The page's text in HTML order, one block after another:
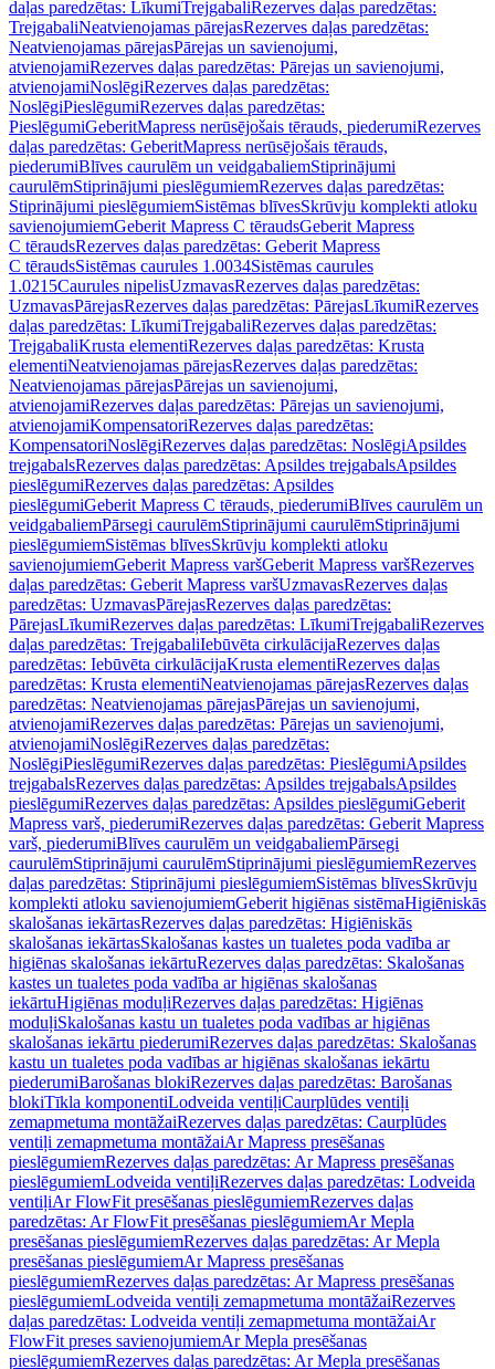
daļas paredzētas: LīkumiTrejgabaliRezerves daļas paredzētas:
TrejgabaliNeatvienojamas pārejasRezerves daļas paredzētas:
Neatvienojamas pārejasPārejas un savienojumi,
atvienojamiRezerves daļas paredzētas: Pārejas un savienojumi,
atvienojamiNoslēgiRezerves daļas paredzētas:
NoslēgiPieslēgumiRezerves daļas paredzētas:
PieslēgumiGeberitMapress nerūsējošais tērauds, piederumiRezerves
daļas paredzētas: GeberitMapress nerūsējošais tērauds,
piederumiBlīves caurulēm un veidgabaliemStiprinājumi
caurulēmStiprinājumi pieslēgumiemRezerves daļas paredzētas:
Stiprinājumi pieslēgumiemSistēmas blīvesSkrūvju komplekti atloku
savienojumiemGeberit Mapress C tēraudsGeberit Mapress
C tēraudsRezerves daļas paredzētas: Geberit Mapress
C tēraudsSistēmas caurules 1.0034Sistēmas caurules
1.0215Caurules nipelisUzmavasRezerves daļas paredzētas:
UzmavasPārejasRezerves daļas paredzētas: PārejasLīkumiRezerves
daļas paredzētas: LīkumiTrejgabaliRezerves daļas paredzētas:
TrejgabaliKrusta elementiRezerves daļas paredzētas: Krusta
elementiNeatvienojamas pārejasRezerves daļas paredzētas:
Neatvienojamas pārejasPārejas un savienojumi,
atvienojamiRezerves daļas paredzētas: Pārejas un savienojumi,
atvienojamiKompensatoriRezerves daļas paredzētas:
KompensatoriNoslēgiRezerves daļas paredzētas: NoslēgiApsildes
trejgabalsRezerves daļas paredzētas: Apsildes trejgabalsApsildes
pieslēgumiRezerves daļas paredzētas: Apsildes
pieslēgumiGeberit Mapress C tērauds, piederumiBlīves caurulēm un
veidgabaliemPārsegi caurulēmStiprinājumi caurulēmStiprinājumi
pieslēgumiemSistēmas blīvesSkrūvju komplekti atloku
savienojumiemGeberit Mapress varšGeberit Mapress varšRezerves
daļas paredzētas: Geberit Mapress varšUzmavasRezerves daļas
paredzētas: UzmavasPārejasRezerves daļas paredzētas:
PārejasLīkumiRezerves daļas paredzētas: LīkumiTrejgabaliRezerves
daļas paredzētas: TrejgabaliIebūvēta cirkulācijaRezerves daļas
paredzētas: Iebūvēta cirkulācijaKrusta elementiRezerves daļas
paredzētas: Krusta elementiNeatvienojamas pārejasRezerves daļas
paredzētas: Neatvienojamas pārejasPārejas un savienojumi,
atvienojamiRezerves daļas paredzētas: Pārejas un savienojumi,
atvienojamiNoslēgiRezerves daļas paredzētas:
NoslēgiPieslēgumiRezerves daļas paredzētas: PieslēgumiApsildes
trejgabalsRezerves daļas paredzētas: Apsildes trejgabalsApsildes
pieslēgumiRezerves daļas paredzētas: Apsildes pieslēgumiGeberit
Mapress varš, piederumiRezerves daļas paredzētas: Geberit Mapress
varš, piederumiBlīves caurulēm un veidgabaliemPārsegi
caurulēmStiprinājumi caurulēmStiprinājumi pieslēgumiemRezerves
daļas paredzētas: Stiprinājumi pieslēgumiemSistēmas blīvesSkrūvju
komplekti atloku savienojumiemGeberit higiēnas sistēmaHigiēniskās
skalošanas iekārtasRezerves daļas paredzētas: Higiēniskās
skalošanas iekārtasSkalošanas kastes un tualetes poda vadība ar
higiēnas skalošanas iekārtuRezerves daļas paredzētas: Skalošanas
kastes un tualetes poda vadība ar higiēnas skalošanas
iekārtuHigiēnas moduļiRezerves daļas paredzētas: Higiēnas
moduļiSkalošanas kastu un tualetes poda vadības ar higiēnas
skalošanas iekārtu piederumiRezerves daļas paredzētas: Skalošanas
kastu un tualetes poda vadības ar higiēnas skalošanas iekārtu
piederumiBarošanas blokiRezerves daļas paredzētas: Barošanas
blokiTīkla komponentiLodveida ventiļiCaurplūdes ventiļi
zemapmetuma montāžaiRezerves daļas paredzētas: Caurplūdes
ventiļi zemapmetuma montāžaiAr Mapress presēšanas
pieslēgumiemRezerves daļas paredzētas: Ar Mapress presēšanas
pieslēgumiemLodveida ventiļiRezerves daļas paredzētas: Lodveida
ventiļiAr FlowFit presēšanas pieslēgumiemRezerves daļas
paredzētas: Ar FlowFit presēšanas pieslēgumiemAr Mepla
presēšanas pieslēgumiemRezerves daļas paredzētas: Ar Mepla
presēšanas pieslēgumiemAr Mapress presēšanas
pieslēgumiemRezerves daļas paredzētas: Ar Mapress presēšanas
pieslēgumiemLodveida ventiļi zemapmetuma montāžaiRezerves
daļas paredzētas: Lodveida ventiļi zemapmetuma montāžaiAr
FlowFit preses savienojumiemAr Mepla presēšanas
pieslēgumiemRezerves daļas paredzētas: Ar Mepla presēšanas